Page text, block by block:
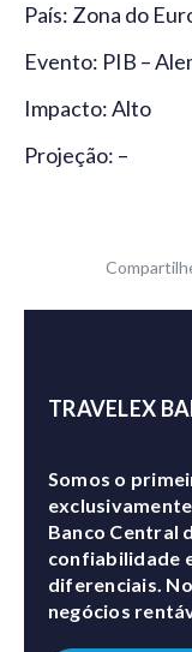
País: Zona do
Evento: PIB –
Impacto: Alto
Projeção: –
TRAVELEX
Somos o
Banco Central
confiabilidade
diferenciais.
negócios